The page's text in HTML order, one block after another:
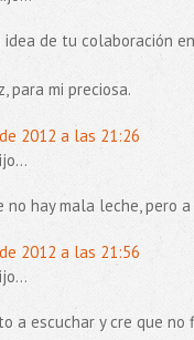
idea de tu colaboración
para mi preciosa.
2012 a las 21:26
no hay mala leche, pero
2012 a las 21:56
a escuchar y cre que